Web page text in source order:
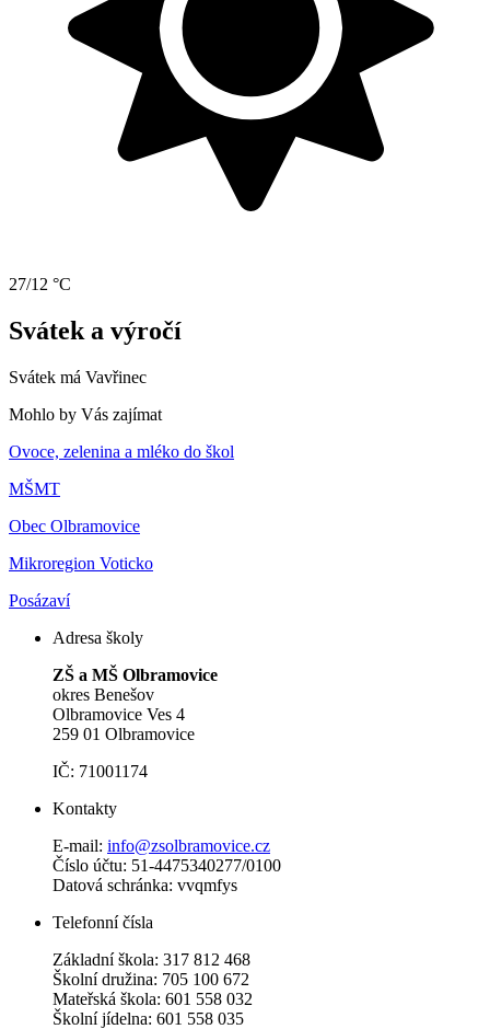
27/12 °C
Svátek a výročí
Svátek má Vavřinec
Mohlo by Vás zajímat
Ovoce, zelenina a mléko do škol
MŠMT
Obec Olbramovice
Mikroregion Voticko
Posázaví
Adresa školy
ZŠ a MŠ Olbramovice
okres Benešov
Olbramovice Ves 4
259 01 Olbramovice
IČ: 71001174
Kontakty
E-mail: info@zsolbramovice.cz
Číslo účtu: 51-4475340277/0100
Datová schránka: vvqmfys
Telefonní čísla
Základní škola: 317 812 468
Školní družina: 705 100 672
Mateřská škola: 601 558 032
Školní jídelna: 601 558 035